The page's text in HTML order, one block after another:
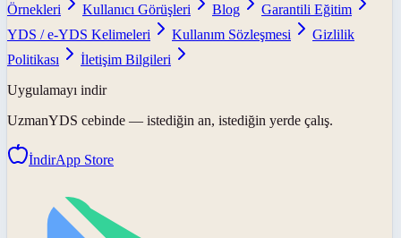
Örnekleri
Kullanıcı Görüşleri Blog
Garantili Eğitim
YDS / e-YDS Kelimeleri
Kullanım Sözleşmesi
Gizlilik
Politikası
İletişim Bilgileri
Uygulamayı indir
UzmanYDS cebinde — istediğin an, istediğin yerde çalış.
İndirApp Store